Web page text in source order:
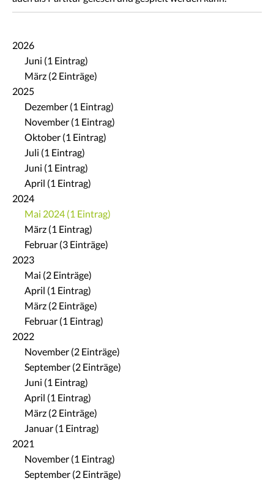
2026
Juni (1 Eintrag)
März (2 Einträge)
2025
Dezember (1 Eintrag)
November (1 Eintrag)
Oktober (1 Eintrag)
Juli (1 Eintrag)
Juni (1 Eintrag)
April (1 Eintrag)
2024
Mai 2024 (1 Eintrag)
März (1 Eintrag)
Februar (3 Einträge)
2023
Mai (2 Einträge)
April (1 Eintrag)
März (2 Einträge)
Februar (1 Eintrag)
2022
November (2 Einträge)
September (2 Einträge)
Juni (1 Eintrag)
April (1 Eintrag)
März (2 Einträge)
Januar (1 Eintrag)
2021
November (1 Eintrag)
September (2 Einträge)